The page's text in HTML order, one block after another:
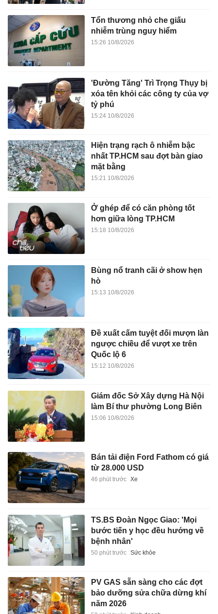
Tổn thương nhỏ che giấu
nhiễm trùng nguy hiểm
15:26 10/8/2026
'Đường Tăng' Trì Trọng Thụy bị
xóa tên khỏi các công ty của vợ
tỷ phú
15:24 10/8/2026
Hiện trạng rạch ô nhiễm bậc
nhất TP.HCM sau đợt bàn giao
mặt bằng
15:21 10/8/2026
Ở ghép để có căn phòng tốt
hơn giữa lòng TP.HCM
15:18 10/8/2026
Bùng nổ tranh cãi ở show hẹn
hò
15:13 10/8/2026
Đề xuất cấm tuyệt đối mượn làn
ngược chiều để vượt xe trên
Quốc lộ 6
15:12 10/8/2026
Giám đốc Sở Xây dựng Hà Nội
làm Bí thư phường Long Biên
15:06 10/8/2026
Bán tải điện Ford Fathom có giá
từ 28.000 USD
46 phút trước Xe
TS.BS Đoàn Ngọc Giao: 'Mọi
bước tiến y học đều hướng về
bệnh nhân'
50 phút trước Sức khỏe
PV GAS sẵn sàng cho các đợt
bảo dưỡng sửa chữa dừng khí
năm 2026